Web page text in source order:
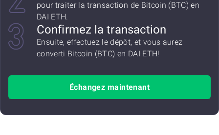
pour traiter la transaction de Bitcoin (BTC) en
DAI ETH.
Confirmez la transaction
Ensuite, effectuez le dépôt, et vous aurez
converti Bitcoin (BTC) en DAI ETH!
Échangez maintenant